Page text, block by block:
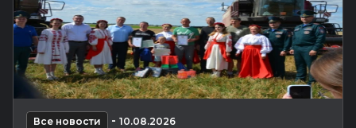
Погода на неделю в Могилевской области:
существенное снижение ночных...
Калейдоскоп -10.08.2026 12:19
Признаки умного человека: 8 особенностей
поведения, которые выдают...
Лукашенко встретился с лидером КПРФ
Все новости - 10.08.2026